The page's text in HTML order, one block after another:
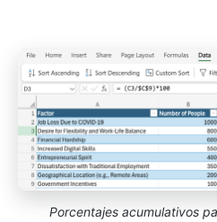
Porcentajes acumulativos